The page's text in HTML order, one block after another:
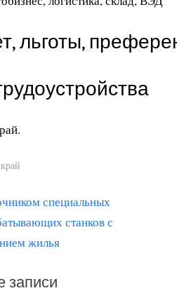
льготы,
специальных
станков с
жилья
записи